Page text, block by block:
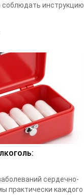
инструкцию
сердечно-
практически каждого